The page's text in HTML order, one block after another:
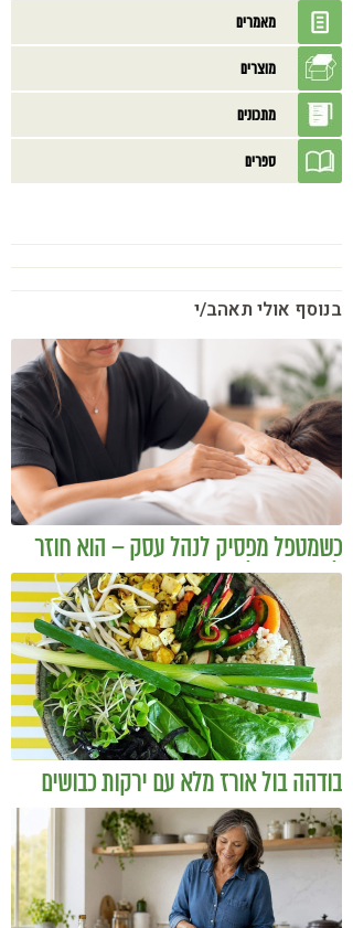
מאמרים
מוצרים
מתכונים
ספרים
בנוסף אולי תאהב/י
כשמטפל מפסיק לנהל עסק – הוא חוזר
להיות מטפל
בודהה בול אורז מלא עם ירקות כבושים
ומקושקשת טופו